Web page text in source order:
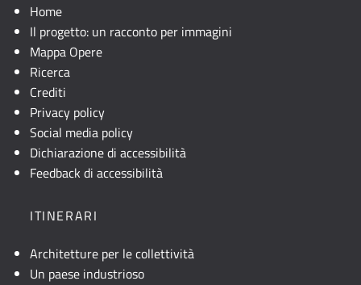
mappa
non
visibile,
consultare
descrizione
JavaScript.
Home
Il progetto: un racconto per immagini
Mappa Opere
Ricerca
Crediti
Privacy policy
Social media policy
Dichiarazione di accessibilità
Feedback di accessibilità
ITINERARI
Architetture per le collettività
Un paese industrioso